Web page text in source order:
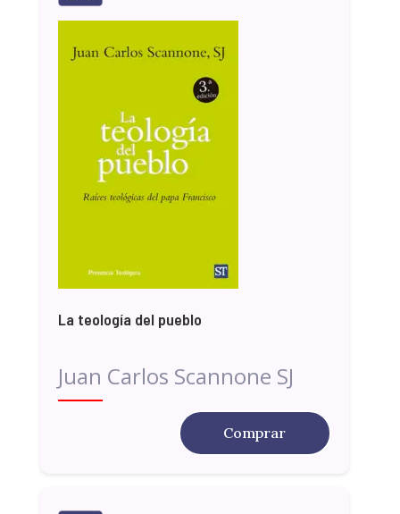
La teología del pueblo
Juan Carlos Scannone SJ
Comprar